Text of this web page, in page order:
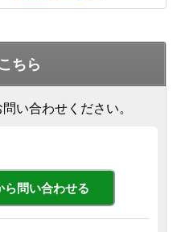
ちら
い合わせください。
ら問い合わせる